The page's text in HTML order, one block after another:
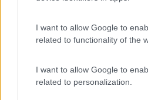
I want to allow Google to
related to functionality of the
I want to allow Google to
related to personalization.
Area di sosta (AA)